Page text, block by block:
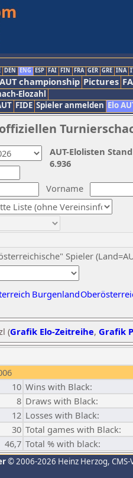
DEN ENG ESP FAI FIN FRA GER GRE INA
AUT championship Pictures
Elozahl
FIDE Spieler anmelden Elo
Vorname
Spieler
Burgenland
AUT-Elolisten
6.936
(Grafik Elo-Zeitreihe, Grafik
10 Wins with Black:
8 Draws with Black:
12 Losses with Black:
30 Total games with Black:
46,7 Total % with black:
© 2006-2026 Heinz Herzog,